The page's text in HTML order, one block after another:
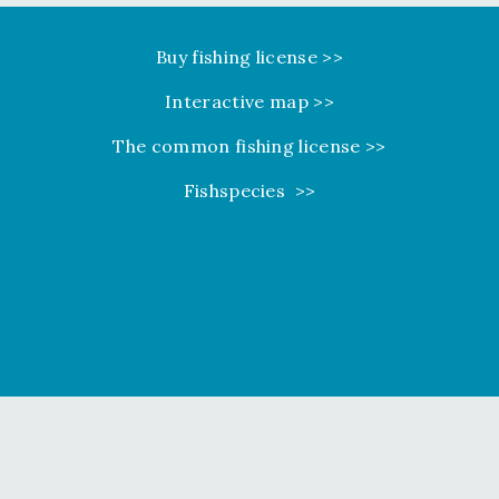
Buy fishing license >>
Interactive map >>
The common fishing license >>
Fishspecies >>